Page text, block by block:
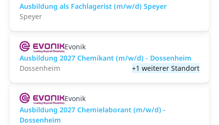
Ausbildung als Fachlagerist (m/w/d) Speyer
Speyer
Evonik
Ausbildung 2027 Chemikant (m/w/d) - Dossenheim
Dossenheim
+1 weiterer Standort
Evonik
Ausbildung 2027 Chemielaborant (m/w/d) -
Dossenheim